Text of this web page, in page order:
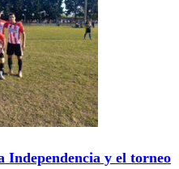
y el torneo